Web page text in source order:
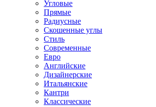
Угловые
Прямые
Радиусные
Скошенные углы
Стиль
Современные
Евро
Английские
Дизайнерские
Итальянские
Кантри
Классические